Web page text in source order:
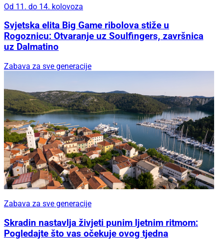
Od 11. do 14. kolovoza
Svjetska elita Big Game ribolova stiže u
Rogoznicu: Otvaranje uz Soulfingers, završnica
uz Dalmatino
Zabava za sve generacije
Zabava za sve generacije
Skradin nastavlja živjeti punim ljetnim ritmom:
Pogledajte što vas očekuje ovog tjedna